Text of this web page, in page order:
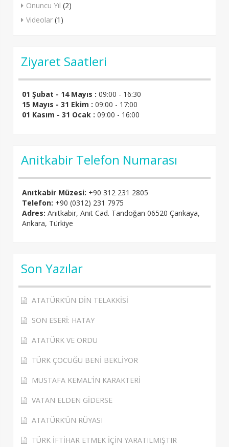
Onuncu Yıl (2)
Videolar (1)
Ziyaret Saatleri
01 Şubat - 14 Mayıs : 09:00 - 16:30
15 Mayıs - 31 Ekim : 09:00 - 17:00
01 Kasım - 31 Ocak : 09:00 - 16:00
Anitkabir Telefon Numarası
Anıtkabir Müzesi: +90 312 231 2805
Telefon: +90 (0312) 231 7975
Adres: Anıtkabir, Anıt Cad. Tandoğan 06520 Çankaya,
Ankara, Türkiye
Son Yazılar
ATATÜRK’ÜN DİN TELAKKİSİ
SON ESERİ: HATAY
ATATÜRK VE ORDU
TÜRK ÇOCUĞU BENİ BEKLİYOR
MUSTAFA KEMAL’İN KARAKTERİ
VATAN ELDEN GİDERSE
ATATÜRK’ÜN RÜYASI
TÜRK İFTİHAR ETMEK İÇİN YARATILMIŞTIR